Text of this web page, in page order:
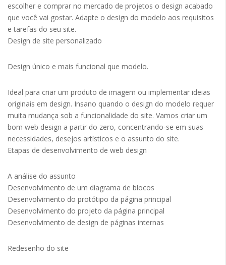
escolher e comprar no mercado de projetos o design acabado
que você vai gostar. Adapte o design do modelo aos requisitos
e tarefas do seu site.
Design de site personalizado
Design único e mais funcional que modelo.
Ideal para criar um produto de imagem ou implementar ideias
originais em design. Insano quando o design do modelo requer
muita mudança sob a funcionalidade do site. Vamos criar um
bom web design a partir do zero, concentrando-se em suas
necessidades, desejos artísticos e o assunto do site.
Etapas de desenvolvimento de web design
A análise do assunto
Desenvolvimento de um diagrama de blocos
Desenvolvimento do protótipo da página principal
Desenvolvimento do projeto da página principal
Desenvolvimento de design de páginas internas
Redesenho do site